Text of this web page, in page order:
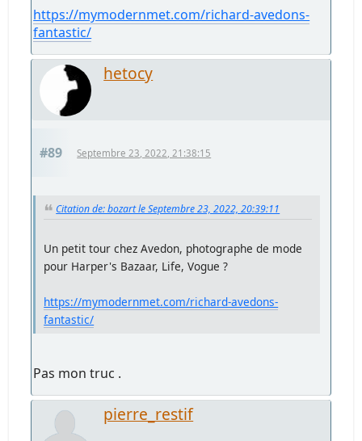
https://mymodernmet.com/richard-avedons-
fantastic/
hetocy
#89 Septembre 23, 2022, 21:38:15
Citation de: bozart le Septembre 23, 2022, 20:39:11
Un petit tour chez Avedon, photographe de mode
pour Harper's Bazaar, Life, Vogue ?
https://mymodernmet.com/richard-avedons-
fantastic/
Pas mon truc .
pierre_restif